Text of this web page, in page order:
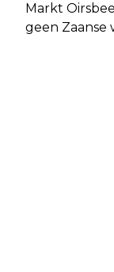
Markt
geen Zaanse